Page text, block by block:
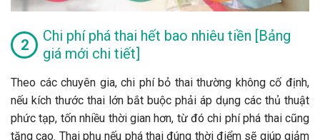
Chi phí phá thai hết bao nhiêu tiền [Bảng
giá mới chi tiết]
Theo các chuyên gia, chi phí bỏ thai thường không cố định,
nếu kích thước thai lớn bắt buộc phải áp dụng các thủ thuật
phức tạp, tốn nhiều thời gian hơn, từ đó chi phí phá thai cũng
tăng cao. Thai phụ nếu phá thai đúng thời điểm sẽ giúp giảm